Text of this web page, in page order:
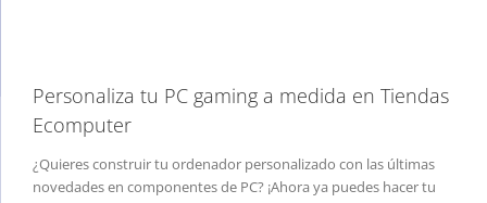
Personaliza tu PC gaming a medida en Tiendas
Ecomputer
¿Quieres construir tu ordenador personalizado con las últimas
novedades en componentes de PC? ¡Ahora ya puedes hacer tu